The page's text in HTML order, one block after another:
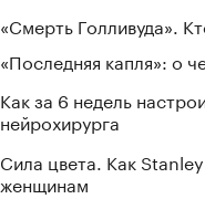
«Смерть Голливуда».
«Последняя капля»: о
Как за 6 недель
нейрохирурга
Сила цвета. Как
женщинам